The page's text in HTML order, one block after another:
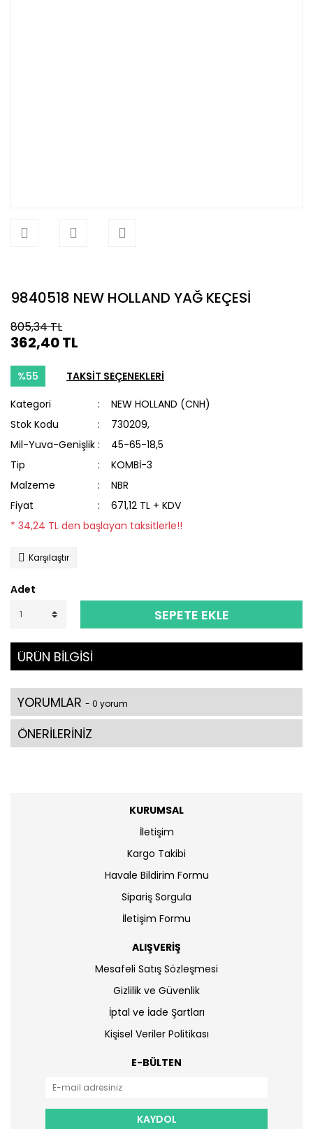
9840518 NEW HOLLAND YAĞ KEÇESİ
805,34 TL
362,40 TL
%55 TAKSİT SEÇENEKLERİ
Kategori
NEW HOLLAND (CNH)
Stok Kodu
730209,
Mil-Yuva-Genişlik
45-65-18,5
Tip
KOMBİ-3
Malzeme
NBR
Fiyat
671,12 TL + KDV
* 34,24 TL den başlayan taksitlerle!!
Karşılaştır
Adet
SEPETE EKLE
ÜRÜN BİLGİSİ
YORUMLAR - 0 yorum
ÖNERİLERİNİZ
KURUMSAL
İletişim
Kargo Takibi
Havale Bildirim Formu
Sipariş Sorgula
İletişim Formu
ALIŞVERİŞ
Mesafeli Satış Sözleşmesi
Gizlilik ve Güvenlik
İptal ve İade Şartları
Kişisel Veriler Politikası
E-BÜLTEN
KAYDOL